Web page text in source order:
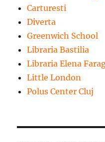
Carturesti
Diverta
Greenwich School
Libraria Bastilia
Libraria Elena
Little London
Polus Center Cluj